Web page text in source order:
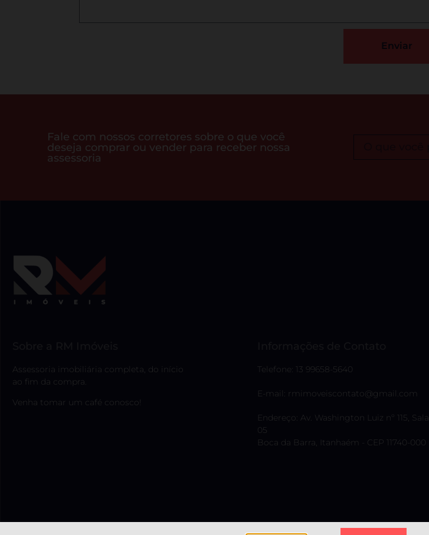
Enviar
Fale com nossos corretores sobre o que você
deseja comprar ou vender para receber nossa
assessoria
Assessoria imobiliária completa, do início
ao fim da compra.
Venha tomar um café conosco!
Telefone: 13 99658-5640
E-mail: rmimoveiscontato@gmail.com
Endereço: Av. Washington Luiz nº 115, Sala
05
Boca da Barra, Itanhaém - CEP 11740-000